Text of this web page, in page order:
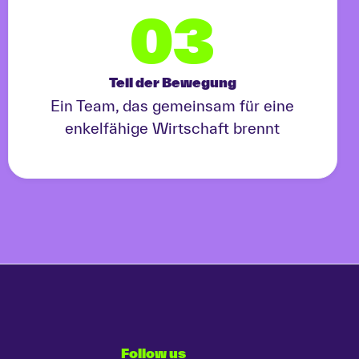
03
Teil der Bewegung
Ein Team, das gemeinsam für eine
enkelfähige Wirtschaft brennt
Follow us